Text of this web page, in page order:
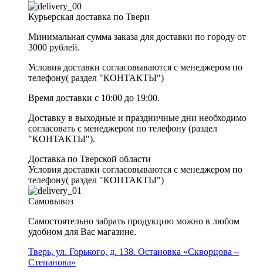
Курьерская доставка по Твери
Минимальная сумма заказа для доставки по городу от
3000 рублей.
Условия доставки согласовываются с менеджером по
телефону( раздел "КОНТАКТЫ")
Время доставки с 10:00 до 19:00.
Доставку в выходные и праздничные дни необходимо
согласовать с менеджером по телефону (раздел
"КОНТАКТЫ").
Доставка по Тверской области
Условия доставки согласовываются с менеджером по
телефону( раздел "КОНТАКТЫ")
Самовывоз
Самостоятельно забрать продукцию можно в любом
удобном для Вас магазине.
Тверь, ул. Горького, д. 138. Остановка «Скворцова –
Степанова»